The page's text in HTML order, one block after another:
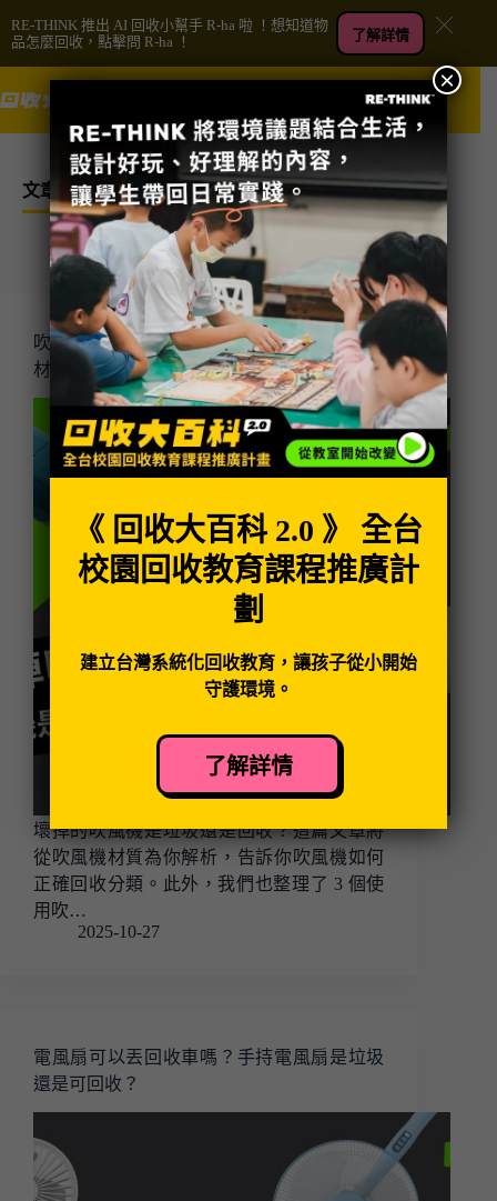
至
主
文章總覽居家生活廚房衛浴辦公室 餐廳/夜市環保知識
吹風機是垃圾還是可回收？壞掉別亂丟！從
材質了解吹風機回收分類
壞掉的吹風機是垃圾還是回收？這篇文章將
從吹風機材質為你解析，告訴你吹風機如何
正確回收分類。此外，我們也整理了 3 個使
用吹…
2025-10-27
電風扇可以丟回收車嗎？手持電風扇是垃圾
還是可回收？
RE-THINK 推出 AI 回收小幫手 R-ha 啦 ！想知道物
品怎麼回收，點擊問 R-ha ！
了解詳情
《 回收大百科 2.0 》 全台
校園回收教育課程推廣計
劃
建立台灣系統化回收教育，讓孩子從小開始
守護環境。
了解詳情
×